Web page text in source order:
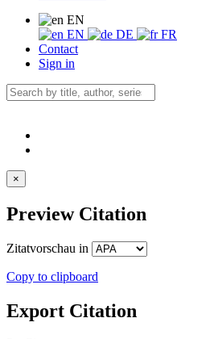
EN
EN
DE
FR
Contact
Sign in
×
Preview Citation
Zitatvorschau in
Copy to clipboard
Export Citation